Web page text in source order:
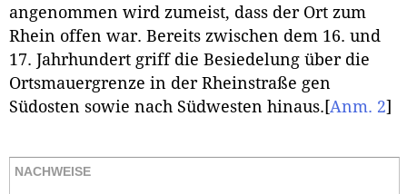
angenommen wird zumeist, dass der Ort zum
Rhein offen war. Bereits zwischen dem 16. und
17. Jahrhundert griff die Besiedelung über die
Ortsmauergrenze in der Rheinstraße gen
Südosten sowie nach Südwesten hinaus. [Anm. 2]
NACHWEISE